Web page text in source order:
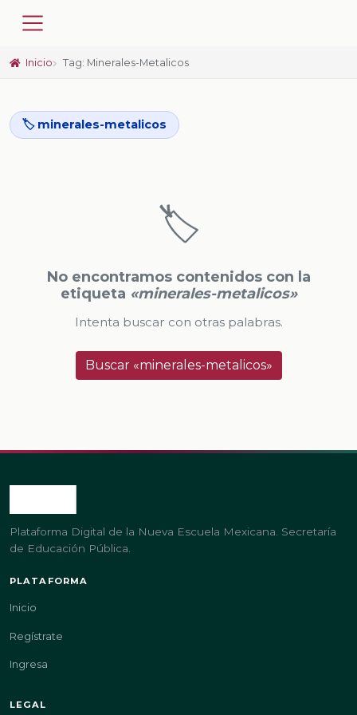
Inicio Tag: Minerales-Metalicos
🏷️ minerales-metalicos
🏷️
No encontramos contenidos con la
etiqueta «minerales-metalicos»
Intenta buscar con otras palabras.
Buscar «minerales-metalicos»
Plataforma Digital de la Nueva Escuela Mexicana. Secretaría
de Educación Pública.
PLATAFORMA
Inicio
Regístrate
Ingresa
LEGAL